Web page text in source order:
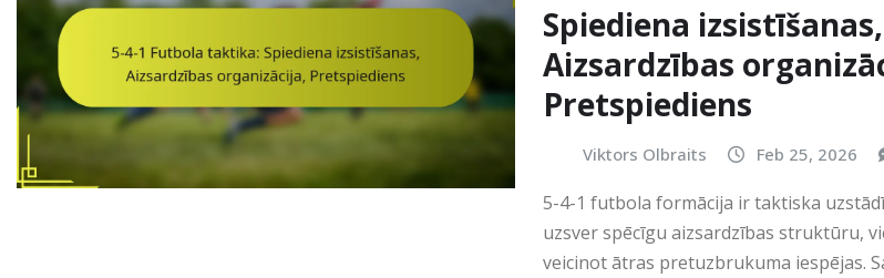
Spiediena izsistīšanas,
Aizsardzības
Pretspiediens
Viktors Olbraits Feb 25, 2026
5-4-1 futbola formācija ir taktiska
uzsver spēcīgu aizsardzības struktūru,
veicinot ātras pretuzbrukuma iespējas.